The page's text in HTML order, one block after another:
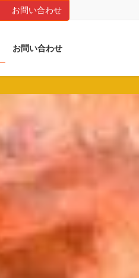
お問い合わせ
お問い合わせ